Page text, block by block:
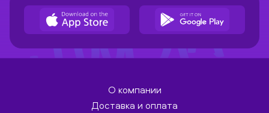
О компании
Доставка и оплата